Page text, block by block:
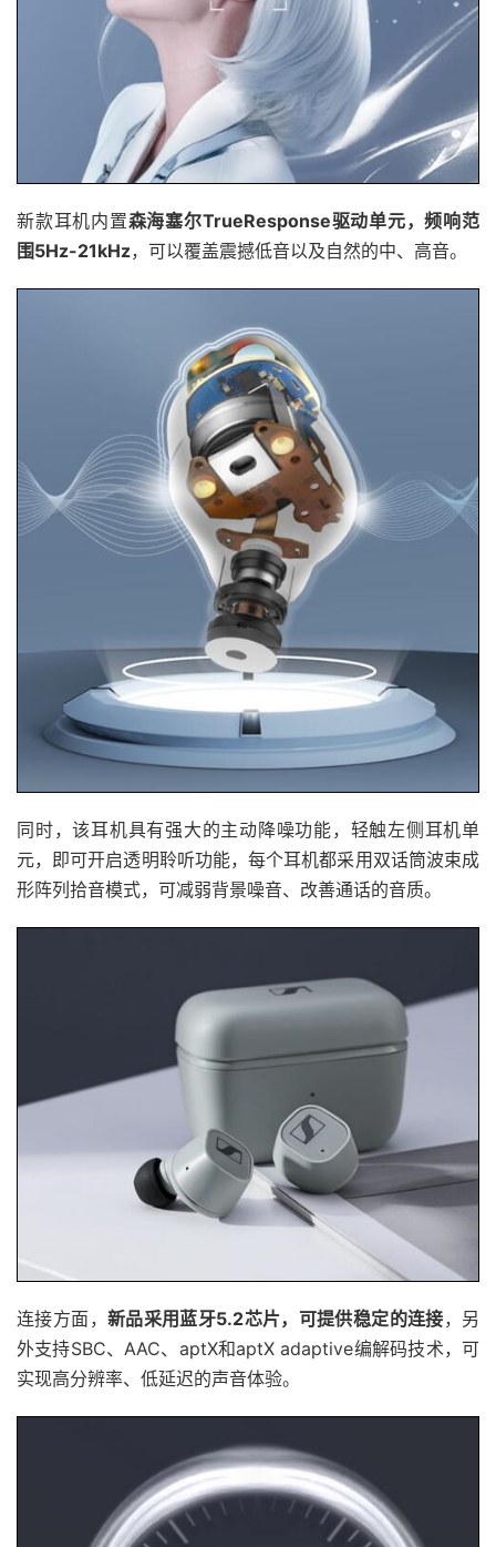
新款耳机内置森海塞尔TrueResponse驱动单元，频响范
围5Hz-21kHz，可以覆盖震撼低音以及自然的中、高音。
同时，该耳机具有强大的主动降噪功能，轻触左侧耳机单
元，即可开启透明聆听功能，每个耳机都采用双话筒波束成
形阵列拾音模式，可减弱背景噪音、改善通话的音质。
连接方面， 新品采用蓝牙5.2芯片，可提供稳定的连接，另
外支持SBC、AAC、aptX和aptX adaptive编解码技术，可
实现高分辨率、低延迟的声音体验。